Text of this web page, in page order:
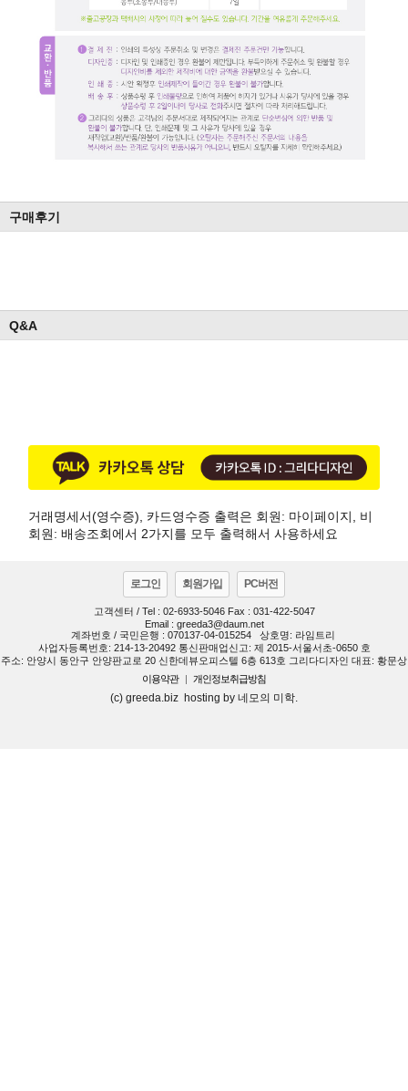
구매후기
Q&A
거래명세서(영수증), 카드영수증 출력은 회원: 마이페이지, 비
회원: 배송조회에서 2가지를 모두 출력해서 사용하세요
로그인 회원가입 PC버전
고객센터 / Tel : 02-6933-5046 Fax : 031-422-5047
Email : greeda3@daum.net
계좌번호 / 국민은행 : 070137-04-015254
상호명: 라임트리
사업자등록번호: 214-13-20492 통신판매업신고: 제 2015-서울서초-0650 호
주소: 안양시 동안구 안양판교로 20 신한데뷰오피스텔 6층 613호 그리다디자인 대표: 황문상
이용약관
| 개인정보취급방침
(c) greeda.biz hosting by 네모의 미학.